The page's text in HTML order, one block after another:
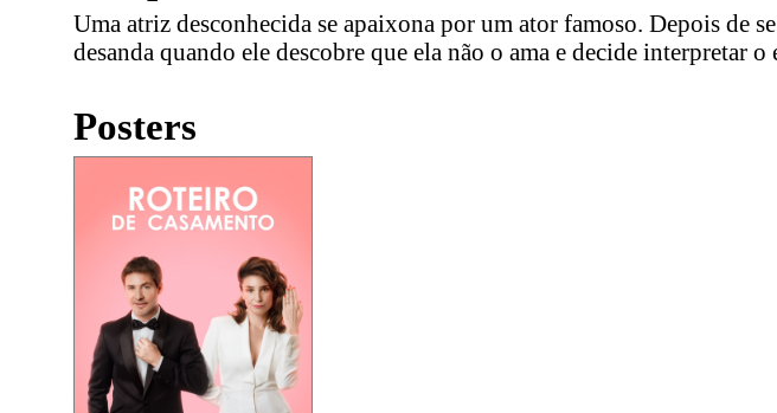
Uma atriz desconhecida se apaixona por um ator famoso. Depois de
desanda quando ele descobre que ela não o ama e decide interpretar
Posters